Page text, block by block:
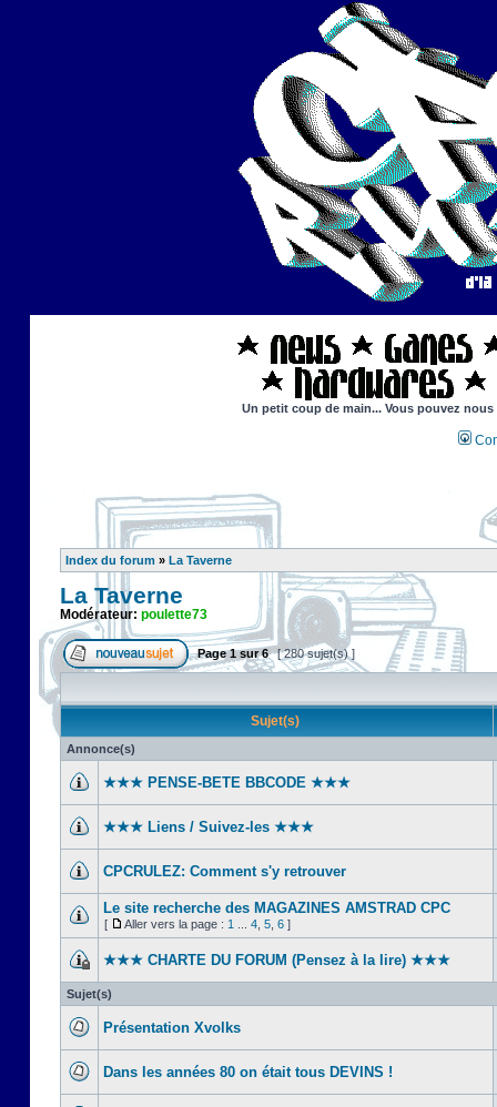
Un petit coup de main... Vous pouvez
Index du forum » La Taverne
La Taverne
Modérateur: poulette73
Page1sur6 [ 280 sujet(s) ]
Sujet(s)
Annonce(s)
★★★ PENSE-BETE BBCODE ★★★
★★★ Liens / Suivez-les ★★★
CPCRULEZ: Comment s'y retrouver‎
Le site recherche des MAGAZINES AMSTRAD CPC
[ Aller vers la page : 1 4 5 6 ]
★★★ CHARTE DU FORUM (Pensez à la lire) ★★★
Sujet(s)
Présentation Xvolks
Dans les années 80 on était tous DEVINS !